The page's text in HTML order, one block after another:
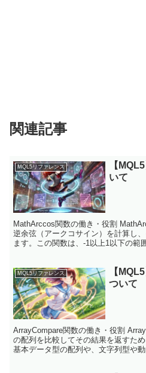
関連記事
MQL5リファレンス
【
いて
MathArccos関数の働き・役割
逆余弦（アークコサイン）を計算し
ます。この関数は、-1以上1以下の範
MQL5リファレンス
【
ついて
ArrayCompare関数の働き・役割
の配列を比較してその結果を返すた
基本データ型の配列や、文字列型や